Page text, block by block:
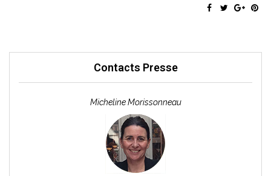
Contacts Presse
Micheline Morissonneau